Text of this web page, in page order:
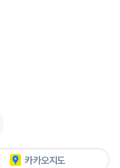
카카오지도